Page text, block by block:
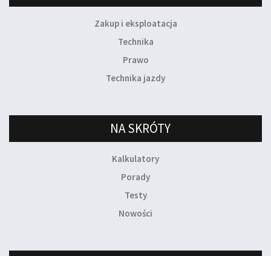
Zakup i eksploatacja
Technika
Prawo
Technika jazdy
NA SKRÓTY
Kalkulatory
Porady
Testy
Nowości